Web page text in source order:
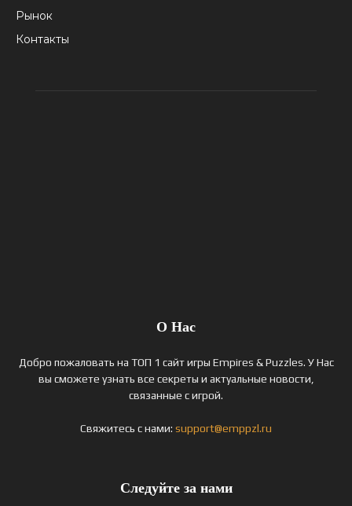
Рынок
Контакты
О Нас
Добро пожаловать на ТОП 1 сайт игры Empires & Puzzles. У Нас
вы сможете узнать все секреты и актуальные новости,
связанные с игрой.
Свяжитесь с нами: support@emppzl.ru
Следуйте за нами